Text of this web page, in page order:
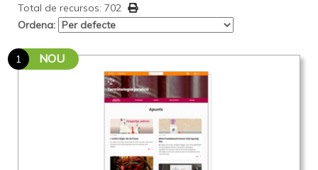
Total de recursos: 702
Ordena:
1 NOU